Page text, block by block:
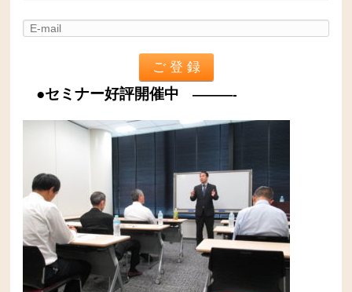
●セミナー好評開催中 ———-